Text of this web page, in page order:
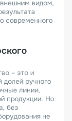
внешним видом,
современного
– это и
долей ручного
линии,
продукции. Но
без
не